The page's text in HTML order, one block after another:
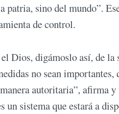
patria, sino del mundo”.
de control.
Dios, digámoslo así, de la
no sean importantes,
autoritaria”, afirma
un sistema que estará a